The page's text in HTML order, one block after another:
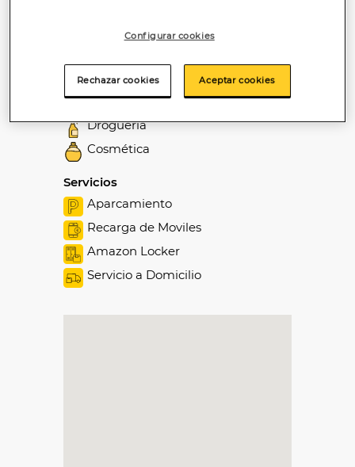
Frutería
Congelados
Panadería
Droguería
Cosmética
Servicios
Aparcamiento
Recarga de Moviles
Amazon Locker
Servicio a Domicilio
Configurar cookies
Rechazar cookies Aceptar cookies